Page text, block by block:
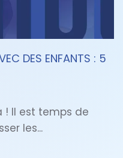
DES ENFANTS : 5
! Il est temps de
les...